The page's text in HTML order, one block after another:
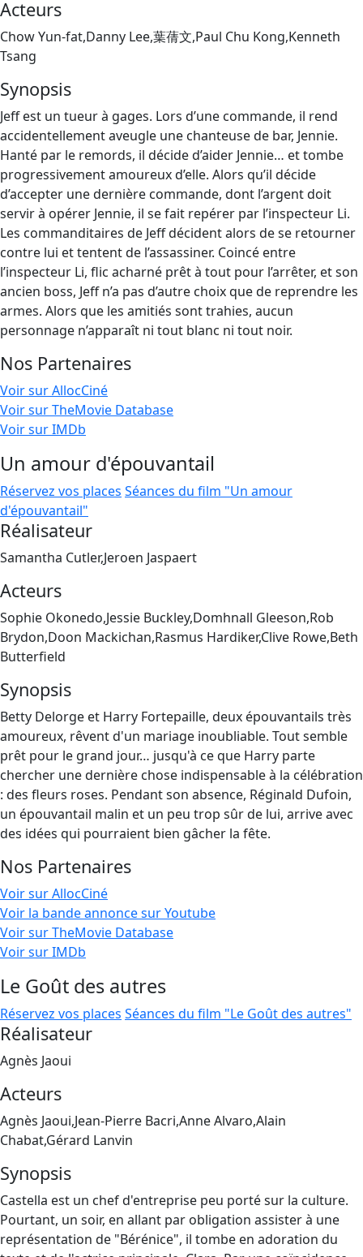
Acteurs
Chow Yun-fat,Danny Lee,葉蒨文,Paul Chu Kong,Kenneth
Tsang
Synopsis
Jeff est un tueur à gages. Lors d’une commande, il rend
accidentellement aveugle une chanteuse de bar, Jennie.
Hanté par le remords, il décide d’aider Jennie… et tombe
progressivement amoureux d’elle. Alors qu’il décide
d’accepter une dernière commande, dont l’argent doit
servir à opérer Jennie, il se fait repérer par l’inspecteur Li.
Les commanditaires de Jeff décident alors de se retourner
contre lui et tentent de l’assassiner. Coincé entre
l’inspecteur Li, flic acharné prêt à tout pour l’arrêter, et son
ancien boss, Jeff n’a pas d’autre choix que de reprendre les
armes. Alors que les amitiés sont trahies, aucun
personnage n’apparaît ni tout blanc ni tout noir.
Nos Partenaires
Voir sur AllocCiné
Voir sur TheMovie Database
Voir sur IMDb
Un amour d'épouvantail
Réservez vos places Séances du film "Un amour
d'épouvantail"
Réalisateur
Samantha Cutler,Jeroen Jaspaert
Acteurs
Sophie Okonedo,Jessie Buckley,Domhnall Gleeson,Rob
Brydon,Doon Mackichan,Rasmus Hardiker,Clive Rowe,Beth
Butterfield
Synopsis
Betty Delorge et Harry Fortepaille, deux épouvantails très
amoureux, rêvent d'un mariage inoubliable. Tout semble
prêt pour le grand jour… jusqu'à ce que Harry parte
chercher une dernière chose indispensable à la célébration
: des fleurs roses. Pendant son absence, Réginald Dufoin,
un épouvantail malin et un peu trop sûr de lui, arrive avec
des idées qui pourraient bien gâcher la fête.
Nos Partenaires
Voir sur AllocCiné
Voir la bande annonce sur Youtube
Voir sur TheMovie Database
Voir sur IMDb
Le Goût des autres
Réservez vos places Séances du film "Le Goût des autres"
Réalisateur
Agnès Jaoui
Acteurs
Agnès Jaoui,Jean-Pierre Bacri,Anne Alvaro,Alain
Chabat,Gérard Lanvin
Synopsis
Castella est un chef d'entreprise peu porté sur la culture.
Pourtant, un soir, en allant par obligation assister à une
représentation de "Bérénice", il tombe en adoration du